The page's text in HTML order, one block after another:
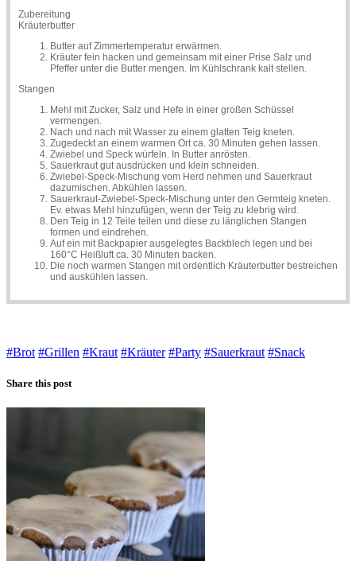
Zubereitung
Kräuterbutter
Butter auf Zimmertemperatur erwärmen.
Kräuter fein hacken und gemeinsam mit einer Prise Salz und
Pfeffer unter die Butter mengen. Im Kühlschrank kalt stellen.
Stangen
Mehl mit Zucker, Salz und Hefe in einer großen Schüssel
vermengen.
Nach und nach mit Wasser zu einem glatten Teig kneten.
Zugedeckt an einem warmen Ort ca. 30 Minuten gehen lassen.
Zwiebel und Speck würfeln. In Butter anrösten.
Sauerkraut gut ausdrücken und klein schneiden.
Zwiebel-Speck-Mischung vom Herd nehmen und Sauerkraut
dazumischen. Abkühlen lassen.
Sauerkraut-Zwiebel-Speck-Mischung unter den Germteig kneten.
Ev. etwas Mehl hinzufügen, wenn der Teig zu klebrig wird.
Den Teig in 12 Teile teilen und diese zu länglichen Stangen
formen und eindrehen.
Auf ein mit Backpapier ausgelegtes Backblech legen und bei
160°C Heißluft ca. 30 Minuten backen.
Die noch warmen Stangen mit ordentlich Kräuterbutter bestreichen
und auskühlen lassen.
#Brot #Grillen #Kraut #Kräuter #Party #Sauerkraut #Snack
Share this post